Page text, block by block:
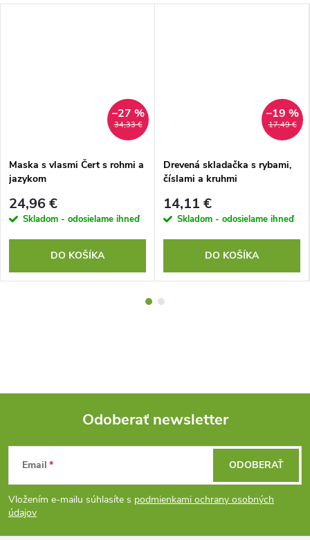
34,33 €
–27 %
Maska s vlasmi Čert s rohmi a
jazykom
24,96 €
Skladom - odosielame ihneď
DO KOŠÍKA
17,49 €
–19 %
Drevená skladačka s rybami,
číslami a kruhmi
14,11 €
Skladom - odosielame ihneď
DO KOŠÍKA
Z
á
p
Odoberať newsletter
Email
Vložením e-mailu súhlasíte s podmienkami ochrany osobných
údajov
ODOBERAŤ